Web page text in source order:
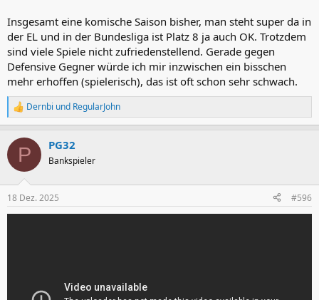
Insgesamt eine komische Saison bisher, man steht super da in
der EL und in der Bundesliga ist Platz 8 ja auch OK. Trotzdem
sind viele Spiele nicht zufriedenstellend. Gerade gegen
Defensive Gegner würde ich mir inzwischen ein bisschen
mehr erhoffen (spielerisch), das ist oft schon sehr schwach.
R
e
k
i
e
n
Dernbi und RegularJohn
P PG32
Bankspieler
18 Dez. 2025 #596